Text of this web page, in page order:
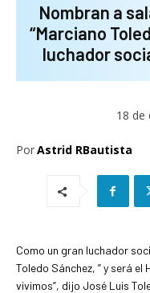
Nombran a
“Marciano
luchador
18 de
PorAstrid RBautista
Como un gran luchador
Toledo Sánchez, ” y será
vivimos”, dijo José Luis